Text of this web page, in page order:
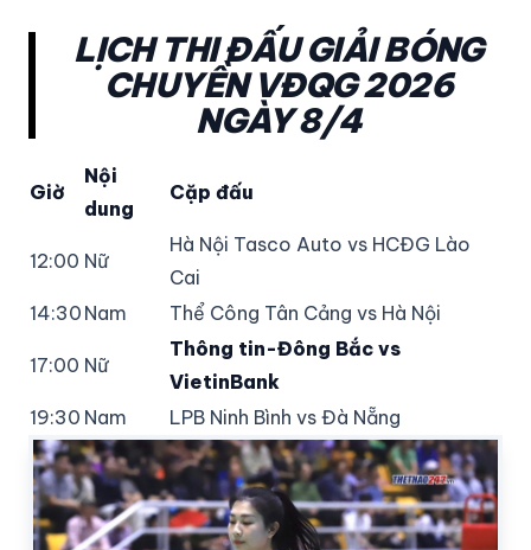
LỊCH THI ĐẤU GIẢI BÓNG
CHUYỀN VĐQG 2026
NGÀY 8/4
Giờ
Nội
dung
Cặp đấu
12:00 Nữ
Hà Nội Tasco Auto vs HCĐG Lào
Cai
14:30 Nam Thể Công Tân Cảng vs Hà Nội
17:00 Nữ
Thông tin-Đông Bắc vs
VietinBank
19:30 Nam LPB Ninh Bình vs Đà Nẵng